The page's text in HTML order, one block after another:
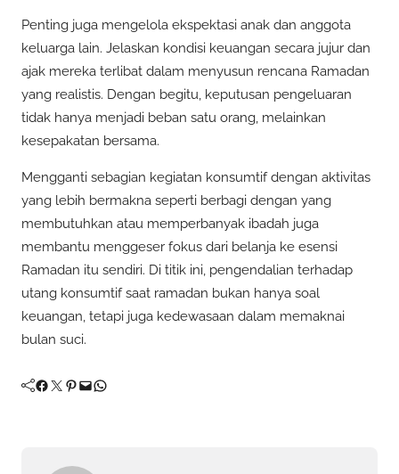
Penting juga mengelola ekspektasi anak dan anggota
keluarga lain. Jelaskan kondisi keuangan secara jujur dan
ajak mereka terlibat dalam menyusun rencana Ramadan
yang realistis. Dengan begitu, keputusan pengeluaran
tidak hanya menjadi beban satu orang, melainkan
kesepakatan bersama.
Mengganti sebagian kegiatan konsumtif dengan aktivitas
yang lebih bermakna seperti berbagi dengan yang
membutuhkan atau memperbanyak ibadah juga
membantu menggeser fokus dari belanja ke esensi
Ramadan itu sendiri. Di titik ini, pengendalian terhadap
utang konsumtif saat ramadan bukan hanya soal
keuangan, tetapi juga kedewasaan dalam memaknai
bulan suci.
Facebook Twitter Pinterest Mail WhatsApp